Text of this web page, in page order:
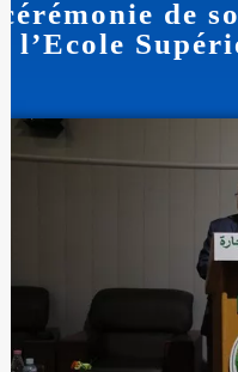
cérémonie de
l’Ecole